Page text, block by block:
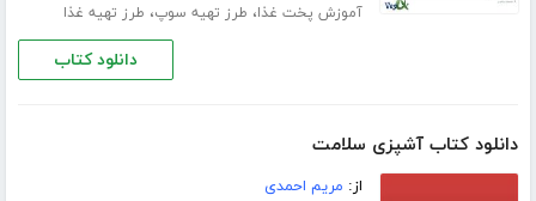
آموزش پخت غذا، طرز تهیه سوپ، طرز تهیه غذا
دانلود کتاب
دانلود کتاب آشپزی سلامت
از: مریم احمدی